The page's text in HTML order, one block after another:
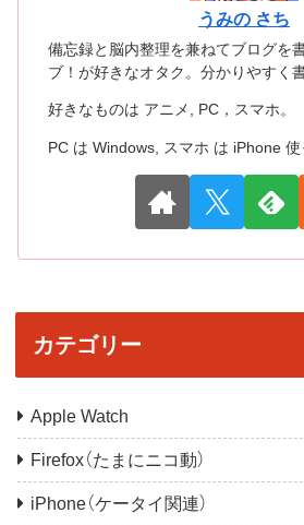
うみの さち
備忘録と脳内整理を兼ねてブログを
ブ！が好きなオタク。分かりやすく
好きなものは アニメ, PC，スマホ。
PC は Windows, スマホ は iPhone 使
カテゴリー
Apple Watch
Firefox（たまにニコ動）
iPhone（ケータイ関連）